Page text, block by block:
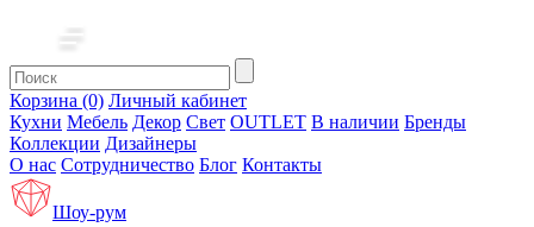
Корзина (0) Личный кабинет
Кухни Мебель Декор Свет OUTLET В наличии Бренды
Коллекции Дизайнеры
О нас Сотрудничество Блог Контакты
Шоу-рум